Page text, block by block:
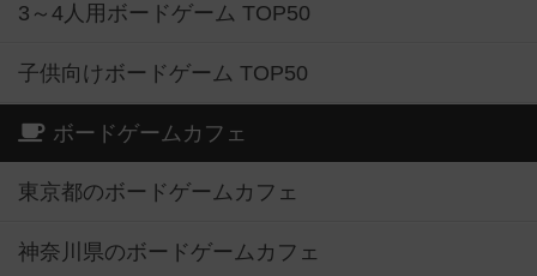
3～4人用ボードゲーム TOP50
子供向けボードゲーム TOP50
ボードゲームカフェ
東京都のボードゲームカフェ
神奈川県のボードゲームカフェ